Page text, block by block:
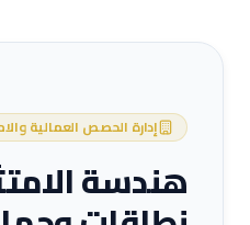
إدارة الحصص العمالية
هندسة